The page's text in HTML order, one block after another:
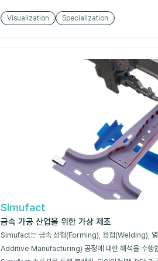
Visualization Specialization
Simufact
금속 가공 산업을 위한 가상 제조
Simufact는 금속 성형(Forming), 용접(Welding),
Additive Manufacturing) 공정에 대한 해석을 수행